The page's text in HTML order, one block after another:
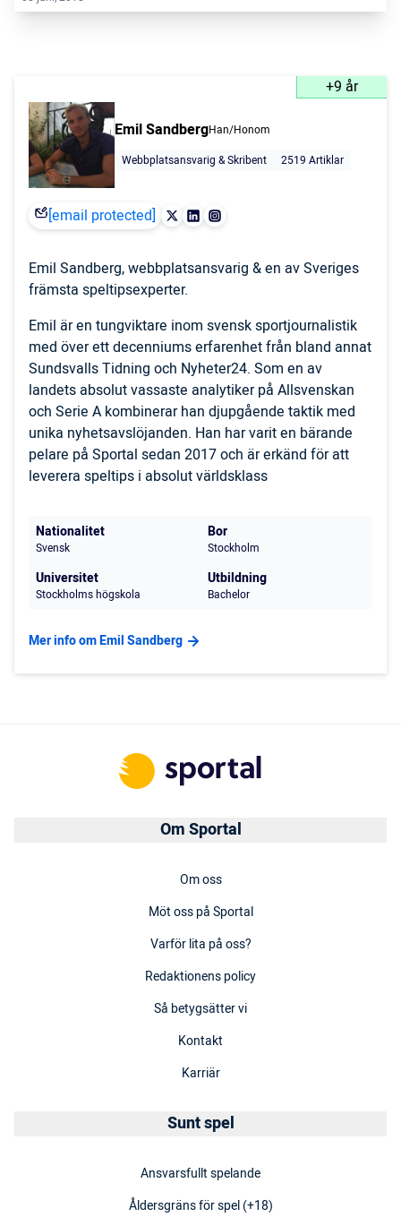
+9 år
Emil SandbergHan/Honom
Webbplatsansvarig & Skribent
2519 Artiklar
[email protected]
Emil Sandberg, webbplatsansvarig & en av Sveriges
främsta speltipsexperter.
Emil är en tungviktare inom svensk sportjournalistik
med över ett decenniums erfarenhet från bland annat
Sundsvalls Tidning och Nyheter24. Som en av
landets absolut vassaste analytiker på Allsvenskan
och Serie A kombinerar han djupgående taktik med
unika nyhetsavslöjanden. Han har varit en bärande
pelare på Sportal sedan 2017 och är erkänd för att
leverera speltips i absolut världsklass
Nationalitet
Svensk
Bor
Stockholm
Universitet
Stockholms högskola
Utbildning
Bachelor
Mer info om Emil Sandberg
Om Sportal
Om oss
Möt oss på Sportal
Varför lita på oss?
Redaktionens policy
Så betygsätter vi
Kontakt
Karriär
Sunt spel
Ansvarsfullt spelande
Åldersgräns för spel (+18)